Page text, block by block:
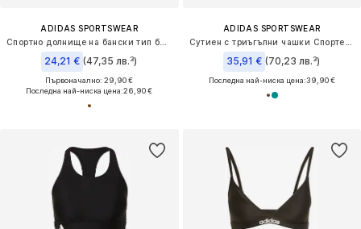
ADIDAS SPORTSWEAR
24,21 € (47,35 лв.³)
Първоначално: 29,90 €
Последна най-ниска цена:26,90 €
ADIDAS SPORTSWEAR
35,91 € (70,23 лв.³)
Последна най-ниска цена:39,90 €